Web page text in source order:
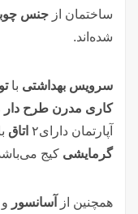
ساختمان از جنس
شده‌اند.
سرویس بهداشتی با
کاری مدرن طرح
آپارتمان دارای۲
اتاق
گرمایشی کیج
همچنین از آسانسور و